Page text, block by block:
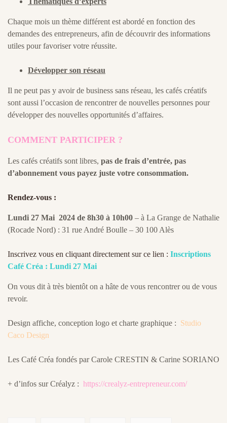
Chaque mois un thème différent est abordé en fonction des
demandes des entrepreneurs, afin de découvrir des informations
utiles pour favoriser votre réussite.
Développer son réseau
Il ne peut pas y avoir de business sans réseau, les cafés créatifs
sont aussi l’occasion de rencontrer de nouvelles personnes pour
développer des nouvelles opportunités d’affaires.
COMMENT PARTICIPER ?
Les cafés créatifs sont libres, pas de frais d’entrée, pas
d’abonnement vous payez juste votre consommation.
Rendez-vous :
Lundi 27 Mai 2024 de 8h30 à 10h00 – à La Grange de Nathalie
(Rocade Nord) : 31 rue André Boulle – 30 100 Alès
Inscrivez vous en cliquant directement sur ce lien : Inscriptions
Café Créa : Lundi 27 Mai
On vous dit à très bientôt on a hâte de vous rencontrer ou de vous
revoir.
Design affiche, conception logo et charte graphique : Studio
Caco Design
Les Café Créa fondés par Carole CRESTIN & Carine SORIANO
+ d’infos sur Créalyz : https://crealyz-entrepreneur.com/